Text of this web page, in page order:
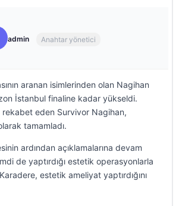
admin Anahtar yönetici
aranan isimlerinden olan Nagihan
İstanbul finaline kadar yükseldi.
eden Survivor Nagihan,
tamamladı.
ardından açıklamalarına devam
de yaptırdığı estetik operasyonlarla
estetik ameliyat yaptırdığını